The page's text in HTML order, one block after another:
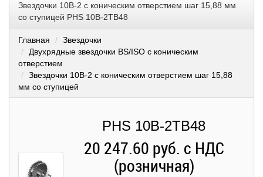
Звездочки 10B-2 с коническим отверстием шаг 15,88 мм
со ступицей PHS 10B-2TB48
Главная
Звездочки
Двухрядные звездочки BS/ISO с коническим
отверстием
Звездочки 10B-2 с коническим отверстием шаг 15,88
мм со ступицей
PHS 10B-2TB48
20 247.60 руб. с НДС
(розничная)